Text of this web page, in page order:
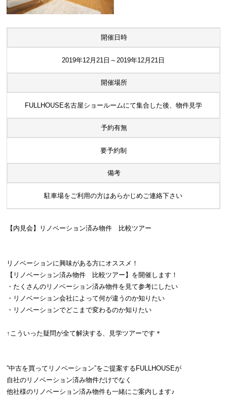
開催日時
2019年12月21日～2019年12月21日
開催場所
FULLHOUSE名古屋ショールームにて集合した後、物件見学
予約有無
要予約制
備考
駐車場をご利用の方はあらかじめご連絡下さい
【内見会】リノベーション済み物件 比較ツアー
リノベーションに興味がある方にオススメ！
【リノベーション済み物件 比較ツアー】を開催します！
・たくさんのリノベーション済み物件を見て参考にしたい
・リノベーション会社によって何が違うのか知りたい
・リノベーションでどこまで変わるのか知りたい
↑こういった疑問が全て解決する、見学ツアーです＊
”中古を買ってリノベーション”をご提案するFULLHOUSEが
自社のリノベーション済み物件だけでなく
他社様のリノベーション済み物件も一緒にご案内します♪